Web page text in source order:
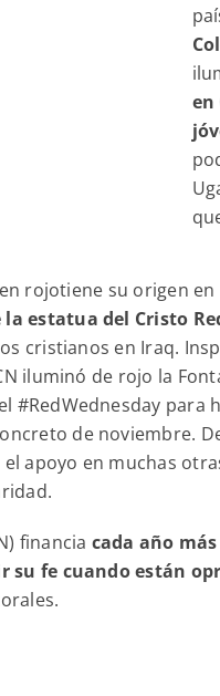
en
rojotiene su origen
estatua del Cristo
cristianos en Iraq.
iluminó de rojo la
#RedWednesday para
de noviembre.
apoyo en muchas
financia cada año
fe cuando están